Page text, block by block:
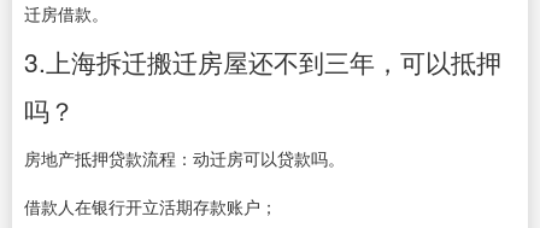
迁房借款。
3.上海拆迁搬迁房屋还不到三年，可以抵押
吗？
房地产抵押贷款流程：动迁房可以贷款吗。
借款人在银行开立活期存款账户；